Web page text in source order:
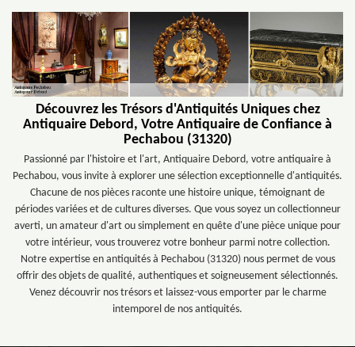
Découvrez les Trésors d'Antiquités Uniques chez
Antiquaire Debord, Votre Antiquaire de Confiance à
Pechabou (31320)
Passionné par l'histoire et l'art, Antiquaire Debord, votre antiquaire à
Pechabou, vous invite à explorer une sélection exceptionnelle d'antiquités.
Chacune de nos pièces raconte une histoire unique, témoignant de
périodes variées et de cultures diverses. Que vous soyez un collectionneur
averti, un amateur d'art ou simplement en quête d'une pièce unique pour
votre intérieur, vous trouverez votre bonheur parmi notre collection.
Notre expertise en antiquités à Pechabou (31320) nous permet de vous
offrir des objets de qualité, authentiques et soigneusement sélectionnés.
Venez découvrir nos trésors et laissez-vous emporter par le charme
intemporel de nos antiquités.